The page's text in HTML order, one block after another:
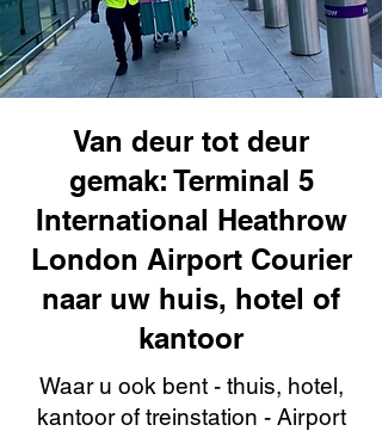
Van deur tot deur
gemak: Terminal 5
International Heathrow
London Airport Courier
naar uw huis, hotel of
kantoor
Waar u ook bent - thuis, hotel,
kantoor of treinstation - Airport